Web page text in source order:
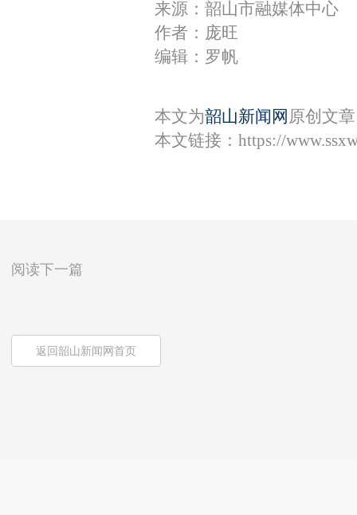
来源：韶山市融媒体中心
作者：庞旺
编辑：罗帆
本文为韶山新闻网 原创文
本文链接： https://
阅读下一篇
返回韶山新闻网首页